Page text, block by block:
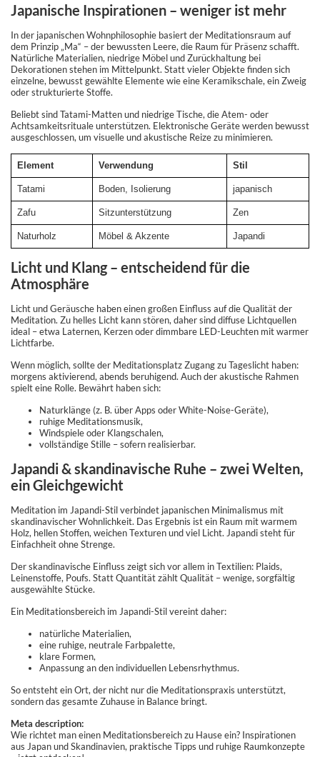
Japanische Inspirationen – weniger ist mehr
In der japanischen Wohnphilosophie basiert der Meditationsraum auf
dem Prinzip „Ma“ – der bewussten Leere, die Raum für Präsenz schafft.
Natürliche Materialien, niedrige Möbel und Zurückhaltung bei
Dekorationen stehen im Mittelpunkt. Statt vieler Objekte finden sich
einzelne, bewusst gewählte Elemente wie eine Keramikschale, ein Zweig
oder strukturierte Stoffe.
Beliebt sind Tatami-Matten und niedrige Tische, die Atem- oder
Achtsamkeitsrituale unterstützen. Elektronische Geräte werden bewusst
ausgeschlossen, um visuelle und akustische Reize zu minimieren.
Element Verwendung Stil
Tatami Boden, Isolierung japanisch
Zafu Sitzunterstützung Zen
Naturholz Möbel & Akzente Japandi
Licht und Klang – entscheidend für die
Atmosphäre
Licht und Geräusche haben einen großen Einfluss auf die Qualität der
Meditation. Zu helles Licht kann stören, daher sind diffuse Lichtquellen
ideal – etwa Laternen, Kerzen oder dimmbare LED-Leuchten mit warmer
Lichtfarbe.
Wenn möglich, sollte der Meditationsplatz Zugang zu Tageslicht haben:
morgens aktivierend, abends beruhigend. Auch der akustische Rahmen
spielt eine Rolle. Bewährt haben sich:
Naturklänge (z. B. über Apps oder White-Noise-Geräte),
ruhige Meditationsmusik,
Windspiele oder Klangschalen,
vollständige Stille – sofern realisierbar.
Japandi & skandinavische Ruhe – zwei Welten,
ein Gleichgewicht
Meditation im Japandi-Stil verbindet japanischen Minimalismus mit
skandinavischer Wohnlichkeit. Das Ergebnis ist ein Raum mit warmem
Holz, hellen Stoffen, weichen Texturen und viel Licht. Japandi steht für
Einfachheit ohne Strenge.
Der skandinavische Einfluss zeigt sich vor allem in Textilien: Plaids,
Leinenstoffe, Poufs. Statt Quantität zählt Qualität – wenige, sorgfältig
ausgewählte Stücke.
Ein Meditationsbereich im Japandi-Stil vereint daher:
natürliche Materialien,
eine ruhige, neutrale Farbpalette,
klare Formen,
Anpassung an den individuellen Lebensrhythmus.
So entsteht ein Ort, der nicht nur die Meditationspraxis unterstützt,
sondern das gesamte Zuhause in Balance bringt.
Meta description:
Wie richtet man einen Meditationsbereich zu Hause ein? Inspirationen
aus Japan und Skandinavien, praktische Tipps und ruhige Raumkonzepte